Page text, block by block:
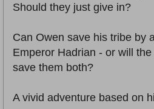
Should they just give in?
Can Owen save his tribe by
Emperor Hadrian - or will
save them both?
A vivid adventure based on